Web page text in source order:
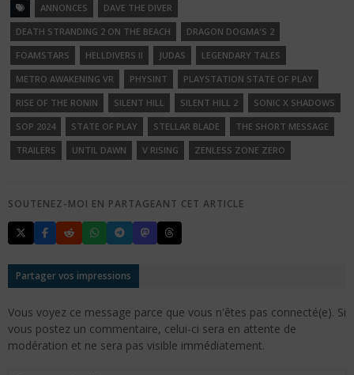
ANNONCES
DAVE THE DIVER
DEATH STRANDING 2 ON THE BEACH
DRAGON DOGMA'S 2
FOAMSTARS
HELLDIVERS II JUDAS
LEGENDARY TALES
METRO AWAKENING VR
PHYSINT
PLAYSTATION STATE OF PLAY
RISE OF THE RONIN
SILENT HILL SILENT HILL 2
SONIC X SHADOWS
SOP 2024
STATE OF PLAY STELLAR BLADE
THE SHORT MESSAGE
TRAILERS
UNTIL DAWN V RISING ZENLESS ZONE ZERO
SOUTENEZ-MOI EN PARTAGEANT CET ARTICLE
Partager vos impressions
Vous voyez ce message parce que vous n'êtes pas connecté(e). Si
vous postez un commentaire, celui-ci sera en attente de
modération et ne sera pas visible immédiatement.